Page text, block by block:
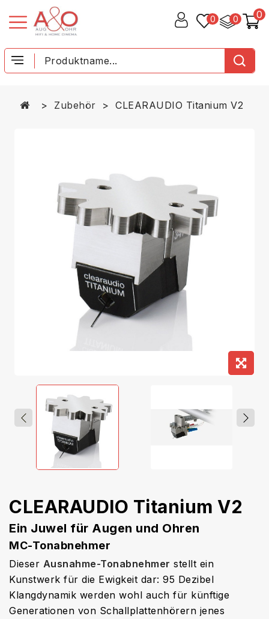
0
0
0
Zubehör CLEARAUDIO Titanium V2
CLEARAUDIO Titanium V2
Ein Juwel für Augen und Ohren
MC-Tonabnehmer
Dieser Ausnahme-Tonabnehmer stellt ein
Kunstwerk für die Ewigkeit dar: 95 Dezibel
Klangdynamik werden wohl auch für künftige
Generationen von Schallplattenhörern jenes